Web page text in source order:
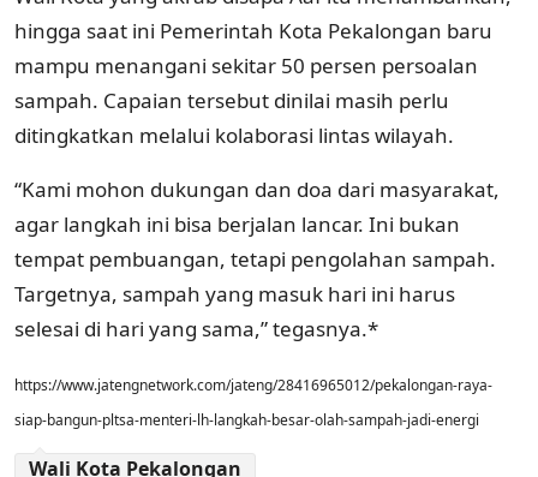
hingga saat ini Pemerintah Kota Pekalongan baru
mampu menangani sekitar 50 persen persoalan
sampah. Capaian tersebut dinilai masih perlu
ditingkatkan melalui kolaborasi lintas wilayah.
“Kami mohon dukungan dan doa dari masyarakat,
agar langkah ini bisa berjalan lancar. Ini bukan
tempat pembuangan, tetapi pengolahan sampah.
Targetnya, sampah yang masuk hari ini harus
selesai di hari yang sama,” tegasnya.*
https://www.jatengnetwork.com/jateng/28416965012/pekalongan-raya-
siap-bangun-pltsa-menteri-lh-langkah-besar-olah-sampah-jadi-energi
Wali Kota Pekalongan